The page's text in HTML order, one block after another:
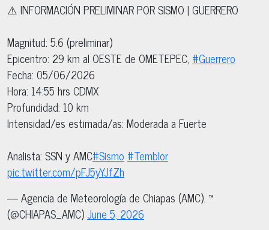
⚠️ INFORMACIÓN PRELIMINAR POR SISMO | GUERRERO
Magnitud: 5.6 (preliminar)
Epicentro: 29 km al OESTE de OMETEPEC, #Guerrero
Fecha: 05/06/2026
Hora: 14:55 hrs CDMX
Profundidad: 10 km
Intensidad/es estimada/as: Moderada a Fuerte
Analista: SSN y AMC#Sismo #Temblor
pic.twitter.com/pFJ5yYJfZh
— Agencia de Meteorología de Chiapas (AMC). ™
(@CHIAPAS_AMC)June 5, 2026